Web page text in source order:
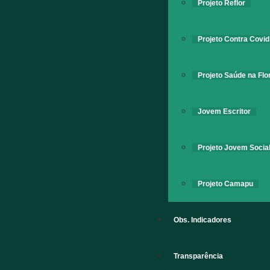
Projeto Reflor
Projeto Contra
Projeto Saúde na
Jovem Escritor
Projeto Jovem
Projeto Camapu
Obs. Indicadores
Transparência